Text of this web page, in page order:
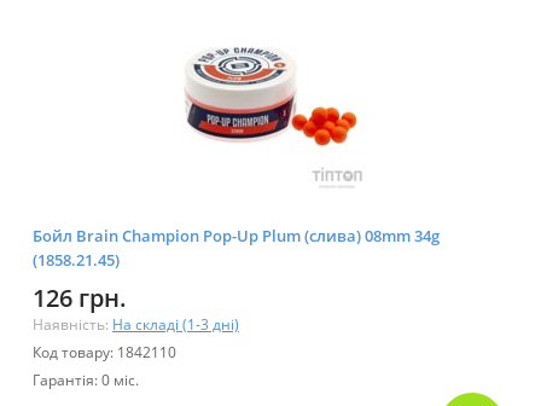
Бойл Brain Champion Pop-Up Plum (слива) 08mm 34g
(1858.21.45)
126 грн.
Наявність: На складі (1-3 дні)
Код товару: 1842110
Гарантія: 0 міс.